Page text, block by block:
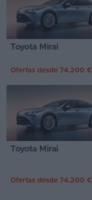
Toyota Mirai
Ofertas desde 74.200 €
Toyota Mirai
Ofertas desde 74.200 €